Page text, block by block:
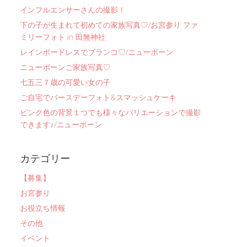
インフルエンサーさんの撮影！
下の子が生まれて初めての家族写真♡/お宮参り ファ
ミリーフォト in 田無神社
レインボードレスでブランコ♡/ニューボーン
ニューボーンご家族写真♡
七五三７歳の可愛い女の子
ご自宅でバースデーフォト&スマッシュケーキ
ピンク色の背景１つでも様々なバリエーションで撮影
できます♪/ニューボーン
カテゴリー
【募集】
お宮参り
お役立ち情報
その他
イベント